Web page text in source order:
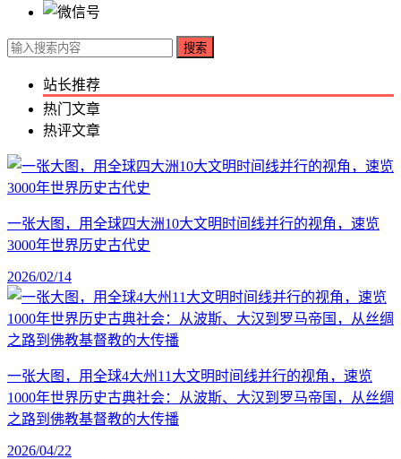
搜索
站长推荐
热门文章
热评文章
一张大图，用全球四大洲10大文明时间线并行的视角，速览
3000年世界历史古代史
2026/02/14
一张大图，用全球4大州11大文明时间线并行的视角，速览
1000年世界历史古典社会：从波斯、大汉到罗马帝国，从丝绸
之路到佛教基督教的大传播
2026/04/22